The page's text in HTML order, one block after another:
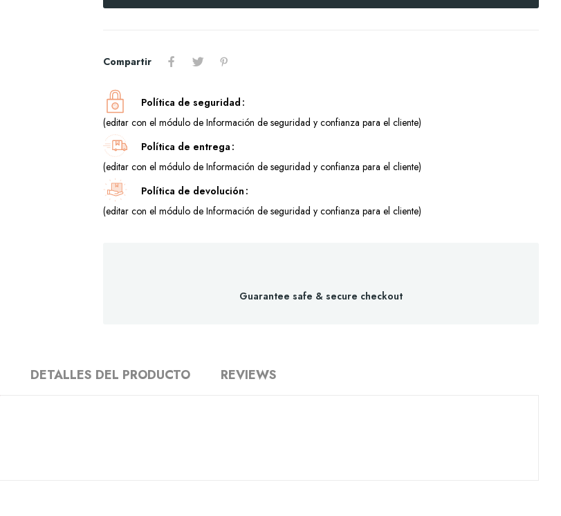
Compartir
Política de seguridad
(editar con el módulo de Información de seguridad y confianza para el cliente)
Política de entrega
(editar con el módulo de Información de seguridad y confianza para el cliente)
Política de devolución
(editar con el módulo de Información de seguridad y confianza para el cliente)
Guarantee safe & secure checkout
DETALLES DEL PRODUCTO REVIEWS